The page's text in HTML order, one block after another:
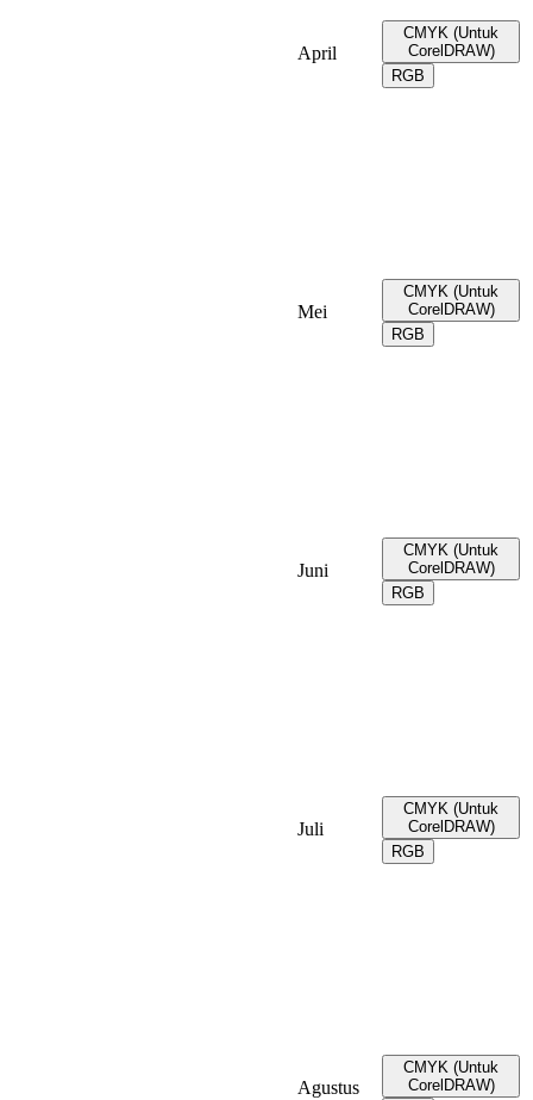
April
CMYK (Untuk
CorelDRAW)
RGB
Mei
CMYK (Untuk
CorelDRAW)
RGB
Juni
CMYK (Untuk
CorelDRAW)
RGB
Juli
CMYK (Untuk
CorelDRAW)
RGB
Agustus
CMYK (Untuk
CorelDRAW)